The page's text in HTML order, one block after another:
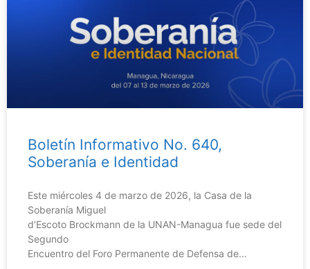
Boletín Informativo No. 640,
Soberanía e Identidad
Este miércoles 4 de marzo de 2026, la Casa de la
Soberanía Miguel
d’Escoto Brockmann de la UNAN-Managua fue sede del
Segundo
Encuentro del Foro Permanente de Defensa de…